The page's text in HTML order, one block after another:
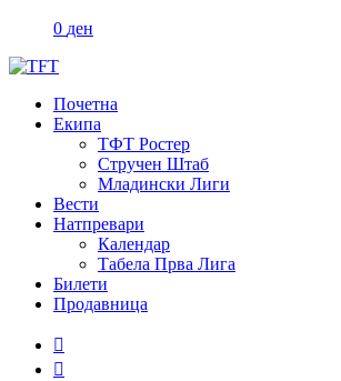
0 ден
Почетна
Екипа
ТФТ Ростер
Стручен Штаб
Младински Лиги
Вести
Натпревари
Календар
Табела Прва Лига
Билети
Продавница